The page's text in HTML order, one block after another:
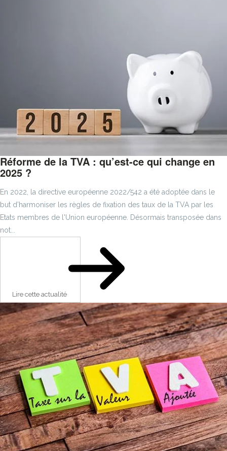
Réforme de la TVA : qu’est-ce qui change en
2025 ?
En 2022, la directive européenne 2022/542 a été adoptée dans le
but d’harmoniser les règles de fixation des taux de la TVA par les
Etats membres de l'Union européenne. Désormais transposée dans
not...
Lire cette actualité